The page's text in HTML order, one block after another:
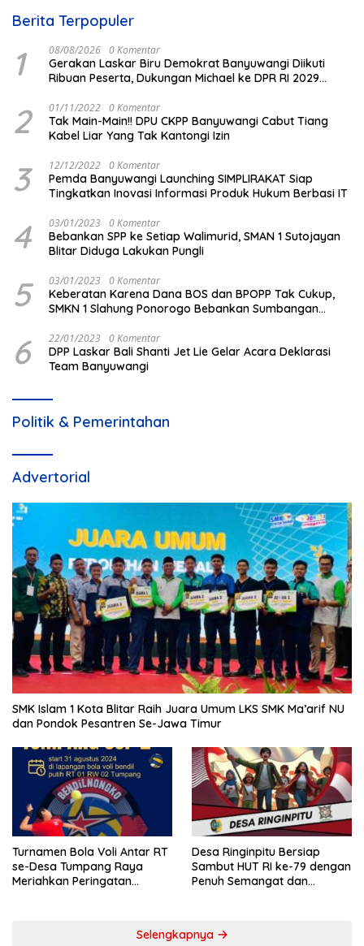
Berita Terpopuler
1 08/08/2026 0 Komentar
Gerakan Laskar Biru Demokrat Banyuwangi Diikuti
Ribuan Peserta, Dukungan Michael ke DPR RI 2029
2 01/11/2022 0 Komentar
Tak Main-Main!! DPU CKPP Banyuwangi Cabut Tiang
Kabel Liar Yang Tak Kantongi Izin
3 12/12/2022 0 Komentar
Pemda Banyuwangi Launching SIMPLIRAKAT Siap
Tingkatkan Inovasi Informasi Produk Hukum Berbasi IT
4 03/01/2023 0 Komentar
Bebankan SPP ke Setiap Walimurid, SMAN 1 Sutojayan
Blitar Diduga Lakukan Pungli
5 03/01/2023 0 Komentar
Keberatan Karena Dana BOS dan BPOPP Tak Cukup,
SMKN 1 Slahung Ponorogo Bebankan Sumbangan
6 22/01/2023 0 Komentar
DPP Laskar Bali Shanti Jet Lie Gelar Acara Deklarasi
Team Banyuwangi
Politik & Pemerintahan
Advertorial
SMK Islam 1 Kota Blitar Raih Juara Umum LKS SMK Ma’arif NU
dan Pondok Pesantren Se-Jawa Timur
Turnamen Bola Voli Antar RT
se-Desa Tumpang Raya
Meriahkan Peringatan
Desa Ringinpitu Bersiap
Sambut HUT RI ke-79 dengan
Penuh Semangat dan
Selengkapnya